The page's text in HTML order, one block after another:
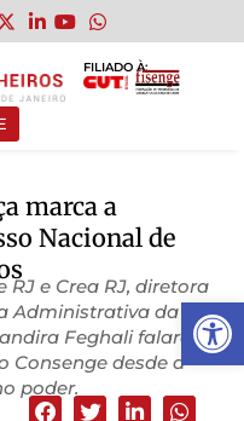
Abrir
FILIADO À:
marca a
Nacional de
RJ e Crea RJ, diretora
Administrativa da
Feghali falaram
Consenge desde a
poder.